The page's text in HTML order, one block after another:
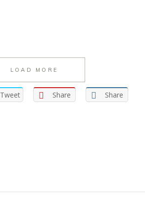
LOAD MORE
Tweet Share Share